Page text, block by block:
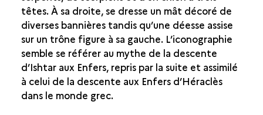
têtes. À sa droite, se dresse un mât décoré de
diverses bannières tandis qu’une déesse assise
sur un trône figure à sa gauche. L’iconographie
semble se référer au mythe de la descente
d’Ishtar aux Enfers, repris par la suite et assimilé
à celui de la descente aux Enfers d’Héraclès
dans le monde grec.